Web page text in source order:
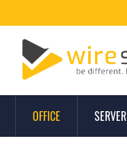
OFFICE SERVER